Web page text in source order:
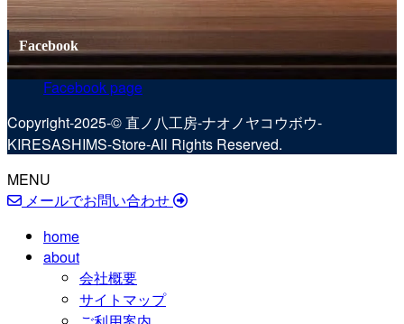
Facebook
Facebook page
Copyright‐2025‐© 直ノ八工房-ナオノヤコウボウ‐
KIRESASHIMS‐Store‐All Rights Reserved.
MENU
メールでお問い合わせ
home
about
会社概要
サイトマップ